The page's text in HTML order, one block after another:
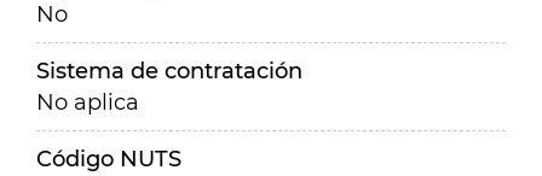
No
Sistema de contratación
No aplica
Código NUTS